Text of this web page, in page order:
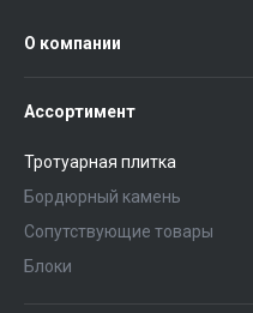
О компании
Ассортимент
Тротуарная плитка
Бордюрный камень
Сопутствующие товары
Блоки